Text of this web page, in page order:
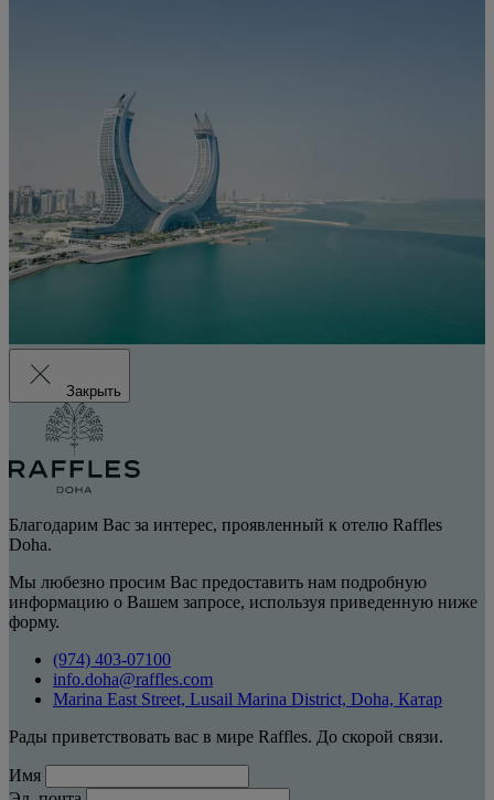
Закрыть
Благодарим Вас за интерес, проявленный к отелю Raffles
Doha.
Мы любезно просим Вас предоставить нам подробную
информацию о Вашем запросе, используя приведенную ниже
форму.
(974) 403-07100
info.doha@raffles.com
Marina East Street, Lusail Marina District, Doha, Катар
Рады приветствовать вас в мире Raffles. До скорой связи.
Имя